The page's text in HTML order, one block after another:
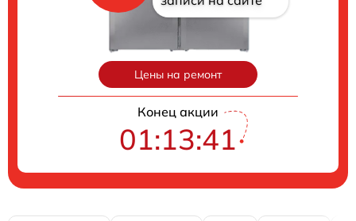
Цены на ремонт
Конец акции
01:13:41